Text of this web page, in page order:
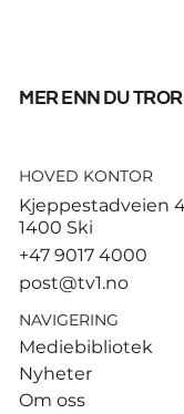
Ruud
gang
mer enn du tror
HOVED KONTOR
Kjeppestadveien
1400 Ski
+47 9017 4000
post@tv1.no
NAVIGERING
Mediebibliotek
Nyheter
Om oss